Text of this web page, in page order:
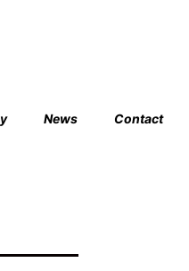
News Contact